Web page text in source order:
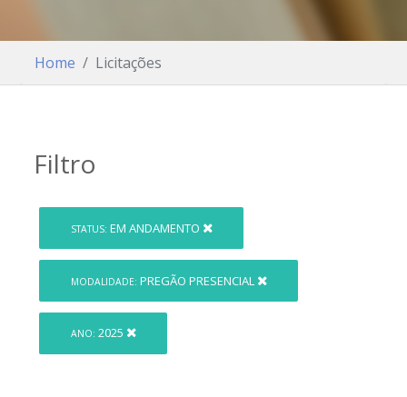
Home Licitações
Filtro
STATUS: EM ANDAMENTO
MODALIDADE: PREGÃO PRESENCIAL
ANO: 2025